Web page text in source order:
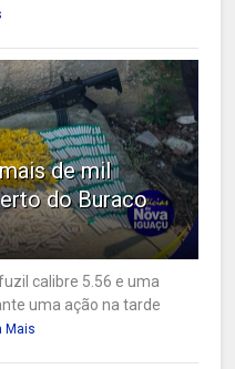
de mil
do Buraco
calibre 5.56 e uma
uma ação na tarde
Mais